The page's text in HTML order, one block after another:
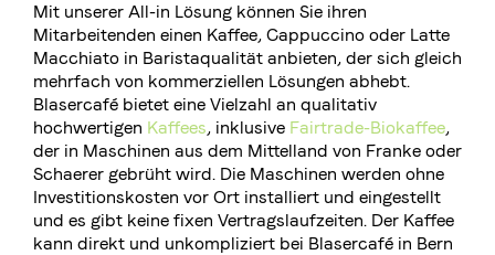
Kleinunternehmen & Home Office
Mittlere- und Grossunternehmen
Gastronomie
Kaffee & Maschinen
Kontaktiere uns
Liefertouren Gastronomie
Mietmaterial
Individuelle Lösungen
Private Label
Airline Catering
Kaffeekurse
Kurse
Kurslokal
Anmelden
Mit unserer All-in Lösung können Sie ihren
Mitarbeitenden einen Kaffee, Cappuccino oder Latte
Macchiato in Baristaqualität anbieten, der sich gleich
mehrfach von kommerziellen Lösungen abhebt.
Blasercafé bietet eine Vielzahl an qualitativ
hochwertigen Kaffees, inklusive Fairtrade-Biokaffee,
der in Maschinen aus dem Mittelland von Franke oder
Schaerer gebrüht wird. Die Maschinen werden ohne
Investitionskosten vor Ort installiert und eingestellt
und es gibt keine fixen Vertragslaufzeiten. Der Kaffee
kann direkt und unkompliziert bei Blasercafé in Bern